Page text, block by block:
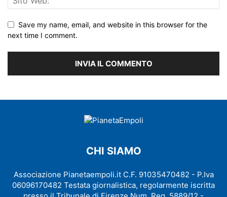
Save my name, email, and website in this browser for the
next time I comment.
CHI SIAMO
Associazione Pianetaempoli.it C.F. 91035470482 - P.Iva
06096170482 Testata giornalistica, regolarmente iscritta